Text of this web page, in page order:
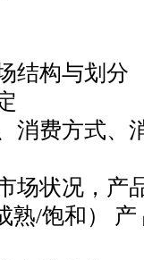
构与划分
费方式、
状况，产
熟/饱和） 产